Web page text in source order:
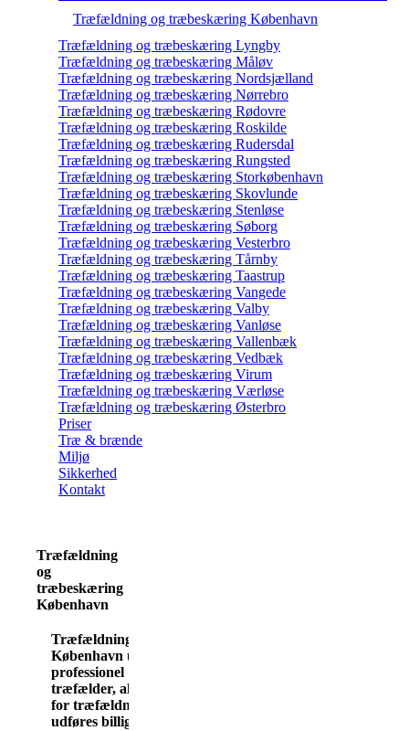
Træfældning og træbeskæring København
Træfældning og træbeskæring Lyngby
Træfældning og træbeskæring Måløv
Træfældning og træbeskæring Nordsjælland
Træfældning og træbeskæring Nørrebro
Træfældning og træbeskæring Rødovre
Træfældning og træbeskæring Roskilde
Træfældning og træbeskæring Rudersdal
Træfældning og træbeskæring Rungsted
Træfældning og træbeskæring Storkøbenhavn
Træfældning og træbeskæring Skovlunde
Træfældning og træbeskæring Stenløse
Træfældning og træbeskæring Søborg
Træfældning og træbeskæring Vesterbro
Træfældning og træbeskæring Tårnby
Træfældning og træbeskæring Taastrup
Træfældning og træbeskæring Vangede
Træfældning og træbeskæring Valby
Træfældning og træbeskæring Vanløse
Træfældning og træbeskæring Vallenbæk
Træfældning og træbeskæring Vedbæk
Træfældning og træbeskæring Virum
Træfældning og træbeskæring Værløse
Træfældning og træbeskæring Østerbro
Priser
Træ & brænde
Miljø
Sikkerhed
Kontakt
Træfældning
og
træbeskæring
København
Træfældning
København udføres af
professionel
træfælder, alle former
for træfældning
udføres billigt, til